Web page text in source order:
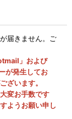
届きません。ご
」および
が発生してお
ざいます。
変お手数です
ようお願い申し